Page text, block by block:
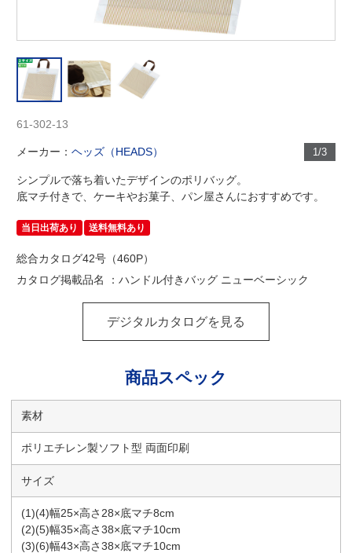
1/3
61-302-13
メーカー：ヘッズ（HEADS）
シンプルで落ち着いたデザインのポリバッグ。
底マチ付きで、ケーキやお菓子、パン屋さんにおすすめです。
当日出荷あり 送料無料あり
総合カタログ42号（460P）
カタログ掲載品名 ：ハンドル付きバッグ ニューベーシック
デジタルカタログを見る
商品スペック
素材
ポリエチレン製ソフト型 両面印刷
サイズ
(1)(4)幅25×高さ28×底マチ8cm
(2)(5)幅35×高さ38×底マチ10cm
(3)(6)幅43×高さ38×底マチ10cm